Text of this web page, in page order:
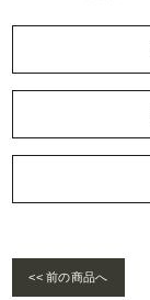
<< 前の商品へ